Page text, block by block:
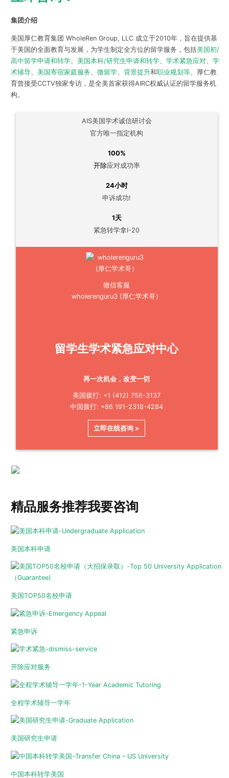
集团介绍
美国厚仁教育集团 WholeRen Group, LLC 成立于2010年，旨在提供基
于美国的全面教育与发展，为学生制定全方位的留学服务，包括美国初/
高中留学申请和转学、 美国本科/研究生申请和转学、 学术紧急应对、 学
术辅导、 美国寄宿家庭服务、 微留学、 背景提升和职业规划等。 厚仁教
育曾接受CCTV独家专访，是全美首家获得AIRC权威认证的留学服务机
构。
AIS美国学术诚信研讨会
官方唯一指定机构
100%
开除应对成功率
24小时
申诉成功!
1天
紧急转学拿I-20
微信客服
wholerenguru3 (厚仁学术哥）
留学生学术紧急应对中心
再一次机会，改变一切
美国拨打: +1 (412) 756-3137
中国拨打: +86 191-2318-4284
立即在线咨询 >
精品服务推荐我要咨询
美国本科申请
美国TOP50名校申请
紧急申诉
开除应对服务
全程学术辅导一学年
美国研究生申请
中国本科转学美国